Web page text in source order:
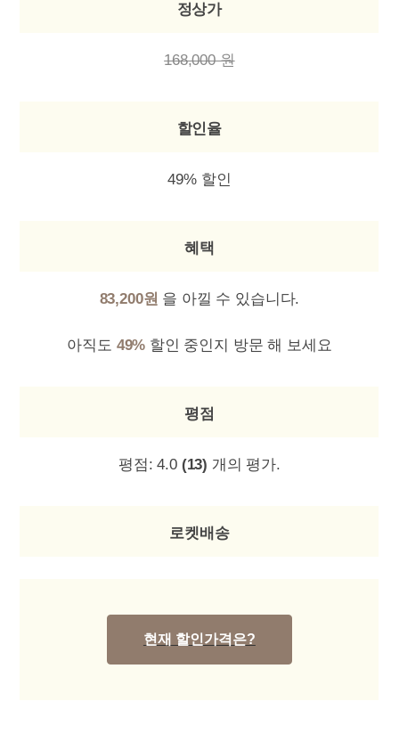
정상가
168,000 원
할인율
49% 할인
혜택
83,200원 을 아낄 수 있습니다.
아직도 49% 할인 중인지 방문 해 보세요
평점
평점:4.0 (13) 개의 평가.
로켓배송
현재 할인가격은?